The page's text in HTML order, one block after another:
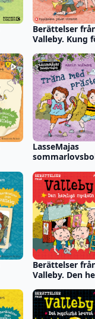
Berättelser
Valleby. Kung
LasseMajas
Berättelser
Valleby. Den